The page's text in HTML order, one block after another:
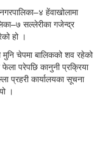
हेंवाखोलामा
सल्लेरीका गजेन्द्र
हो ।
चेपमा बालिकको शव रहेको
परेपछि कानुनी प्रक्रिया
प्रहरी कार्यालयका सूचना
।